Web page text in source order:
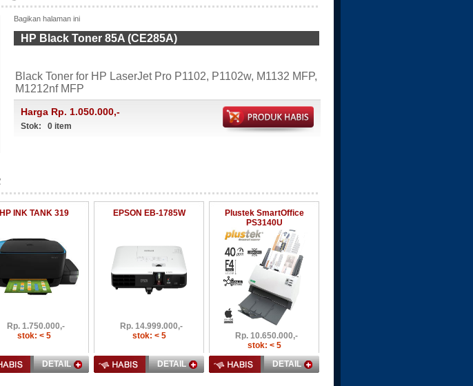
Bagikan halaman ini
HP Black Toner 85A (CE285A)
Black Toner for HP LaserJet Pro P1102, P1102w, M1132 MFP,
M1212nf MFP
Harga Rp. 1.050.000,-
Stok: 0 item
HP INK TANK 319
Rp. 1.750.000,-
stok: < 5
DETAIL
EPSON EB-1785W
Rp. 14.999.000,-
stok: < 5
DETAIL
Plustek SmartOffice
PS3140U
Rp. 10.650.000,-
stok: < 5
DETAIL